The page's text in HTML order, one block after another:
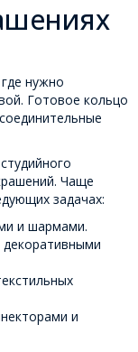
нужно
Готовое кольцо
Чаще
задачах:
и шармами.
и